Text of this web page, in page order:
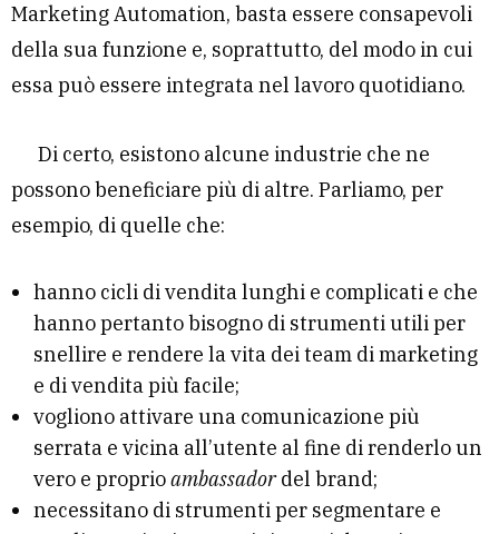
Marketing Automation, basta essere consapevoli
della sua funzione e, soprattutto, del modo in cui
essa può essere integrata nel lavoro quotidiano.
Di certo, esistono alcune industrie che ne
possono beneficiare più di altre. Parliamo, per
esempio, di quelle che:
hanno cicli di vendita lunghi e complicati e che
hanno pertanto bisogno di strumenti utili per
snellire e rendere la vita dei team di marketing
e di vendita più facile;
vogliono attivare una comunicazione più
serrata e vicina all’utente al fine di renderlo un
vero e proprioambassadordel brand;
necessitano di strumenti per segmentare e